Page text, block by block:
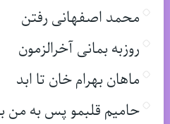
محمد اصفهانی رفتن
روزبه بمانی آخرالزمون
ماهان بهرام خان تا ابد
حامیم قلبمو پس به من